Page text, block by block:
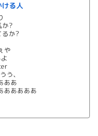
る人
か?
るか?
や
う、
ああ
あああああ